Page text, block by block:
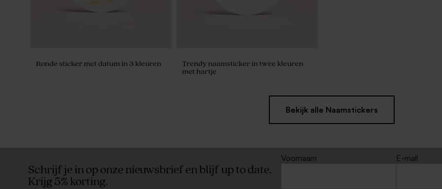
Ronde sticker met datum in 3 kleuren
Trendy naamsticker in twee kleuren
met hartje
Bekijk alle Naamstickers
Schrijf je in op onze nieuwsbrief en blijf up to date.
Krijg 5% korting.
Voornaam
E-mail